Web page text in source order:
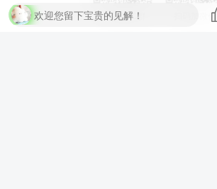
扫码加QQ群 扫码加微信
欢迎您留下宝贵的见解！